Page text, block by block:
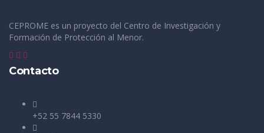
CEPROME es un proyecto del Centro de Investigación y
Formación de Protección al Menor.
Contacto
+52 55 7844 5330